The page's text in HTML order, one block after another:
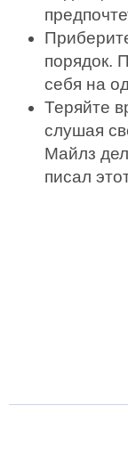
порядок.
себя на
Теряйте
слушая
Майлз
писал